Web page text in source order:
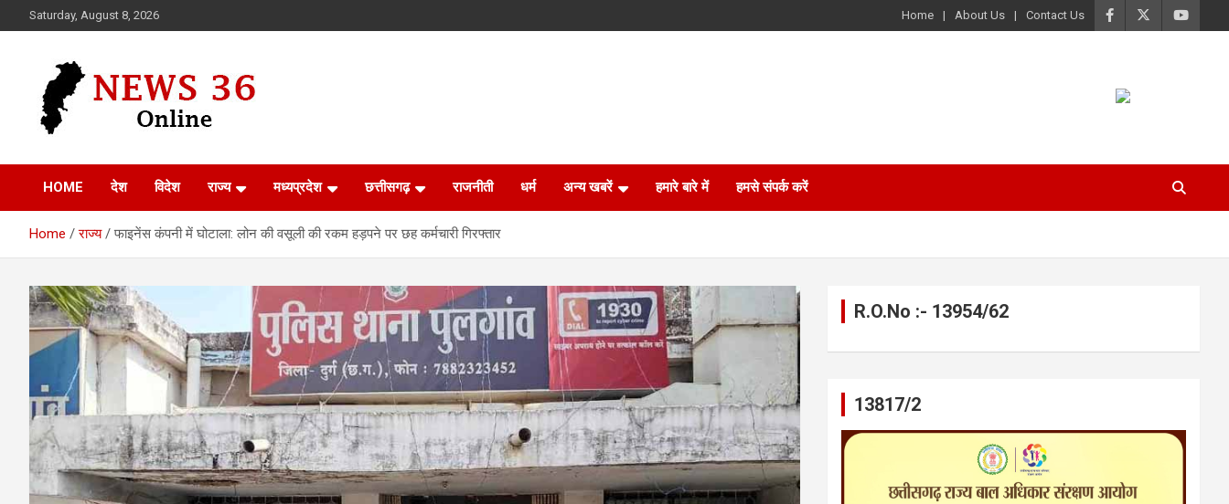
to
Saturday, August 8, 2026 Home About Us Contact Us
News 36
HOME देश विदेश राज्य मध्यप्रदेश छत्तीसगढ़ राजनीती धर्म अन्य खबरें हमारे बारे में हमसे संपर्क करें
Home राज्य फाइनेंस कंपनी में घोटाला: लोन की वसूली की रकम हड़पने पर छह कर्मचारी गिरफ्तार
R.O.No :- 13954/62
13817/2